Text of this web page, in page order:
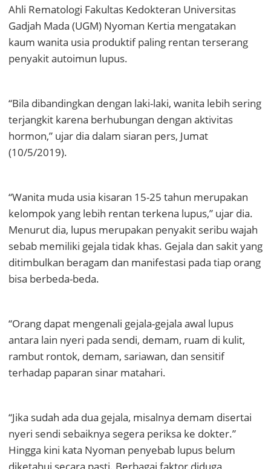
Ahli Rematologi Fakultas Kedokteran Universitas
Gadjah Mada (UGM) Nyoman Kertia mengatakan
kaum wanita usia produktif paling rentan terserang
penyakit autoimun lupus.
“Bila dibandingkan dengan laki-laki, wanita lebih sering
terjangkit karena berhubungan dengan aktivitas
hormon,” ujar dia dalam siaran pers, Jumat
(10/5/2019).
“Wanita muda usia kisaran 15-25 tahun merupakan
kelompok yang lebih rentan terkena lupus,” ujar dia.
Menurut dia, lupus merupakan penyakit seribu wajah
sebab memiliki gejala tidak khas. Gejala dan sakit yang
ditimbulkan beragam dan manifestasi pada tiap orang
bisa berbeda-beda.
“Orang dapat mengenali gejala-gejala awal lupus
antara lain nyeri pada sendi, demam, ruam di kulit,
rambut rontok, demam, sariawan, dan sensitif
terhadap paparan sinar matahari.
“Jika sudah ada dua gejala, misalnya demam disertai
nyeri sendi sebaiknya segera periksa ke dokter.”
Hingga kini kata Nyoman penyebab lupus belum